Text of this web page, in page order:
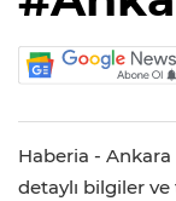
Haberia -
detaylı bilgiler